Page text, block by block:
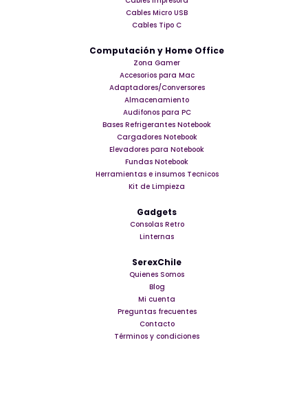
Cables Micro USB
Cables Tipo C
Computación y Home Office
Zona Gamer
Accesorios para Mac
Adaptadores/Conversores
Almacenamiento
Audifonos para PC
Bases Refrigerantes Notebook
Cargadores Notebook
Elevadores para Notebook
Fundas Notebook
Herramientas e insumos Tecnicos
Kit de Limpieza
Gadgets
Consolas Retro
Linternas
SerexChile
Quienes Somos
Blog
Mi cuenta
Preguntas frecuentes
Contacto
Términos y condiciones